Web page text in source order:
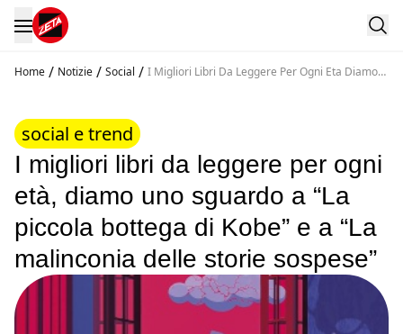
Home / Notizie / Social / I Migliori Libri Da Leggere Per Ogni Eta Diamo
social e trend
I migliori libri da leggere per ogni
età, diamo uno sguardo a “La
piccola bottega di Kobe” e a “La
malinconia delle storie sospese”